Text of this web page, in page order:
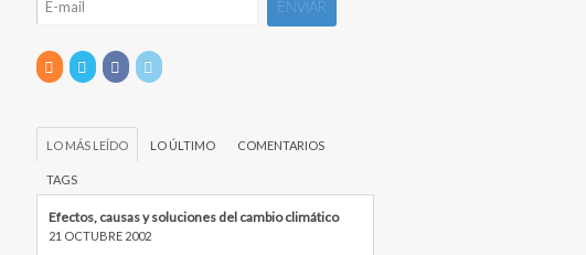
LO MÁS LEÍDO LO ÚLTIMO COMENTARIOS
TAGS
Efectos, causas y soluciones del cambio climático
21 OCTUBRE 2002